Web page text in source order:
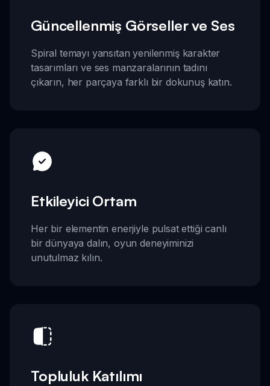
Güncellenmiş Görseller ve Ses
Spiral temayı yansıtan yenilenmiş karakter
tasarımları ve ses manzaralarının tadını
çıkarın, her parçaya farklı bir dokunuş katın.
Etkileyici Ortam
Her bir elementin enerjiyle pulsat ettiği canlı
bir dünyaya dalın, oyun deneyiminizi
unutulmaz kılın.
Topluluk Katılımı